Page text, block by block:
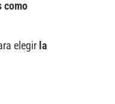
como
elegir la